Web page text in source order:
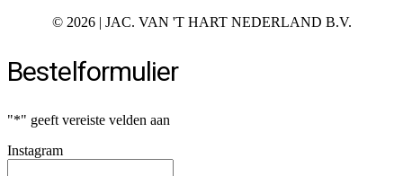
© 2026 | JAC. VAN 'T HART NEDERLAND B.V.
Bestelformulier
"*" geeft vereiste velden aan
Instagram